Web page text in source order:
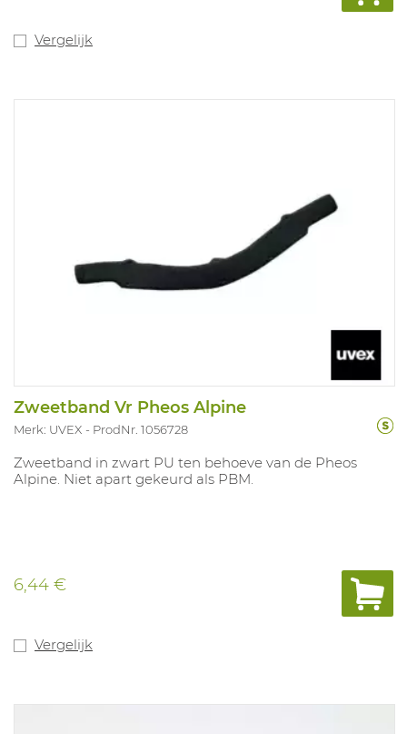
Vergelijk
Zweetband Vr Pheos Alpine
Merk: UVEX ProdNr. 1056728
Zweetband in zwart PU ten behoeve van de Pheos
Alpine. Niet apart gekeurd als PBM.
6,44 €
Vergelijk